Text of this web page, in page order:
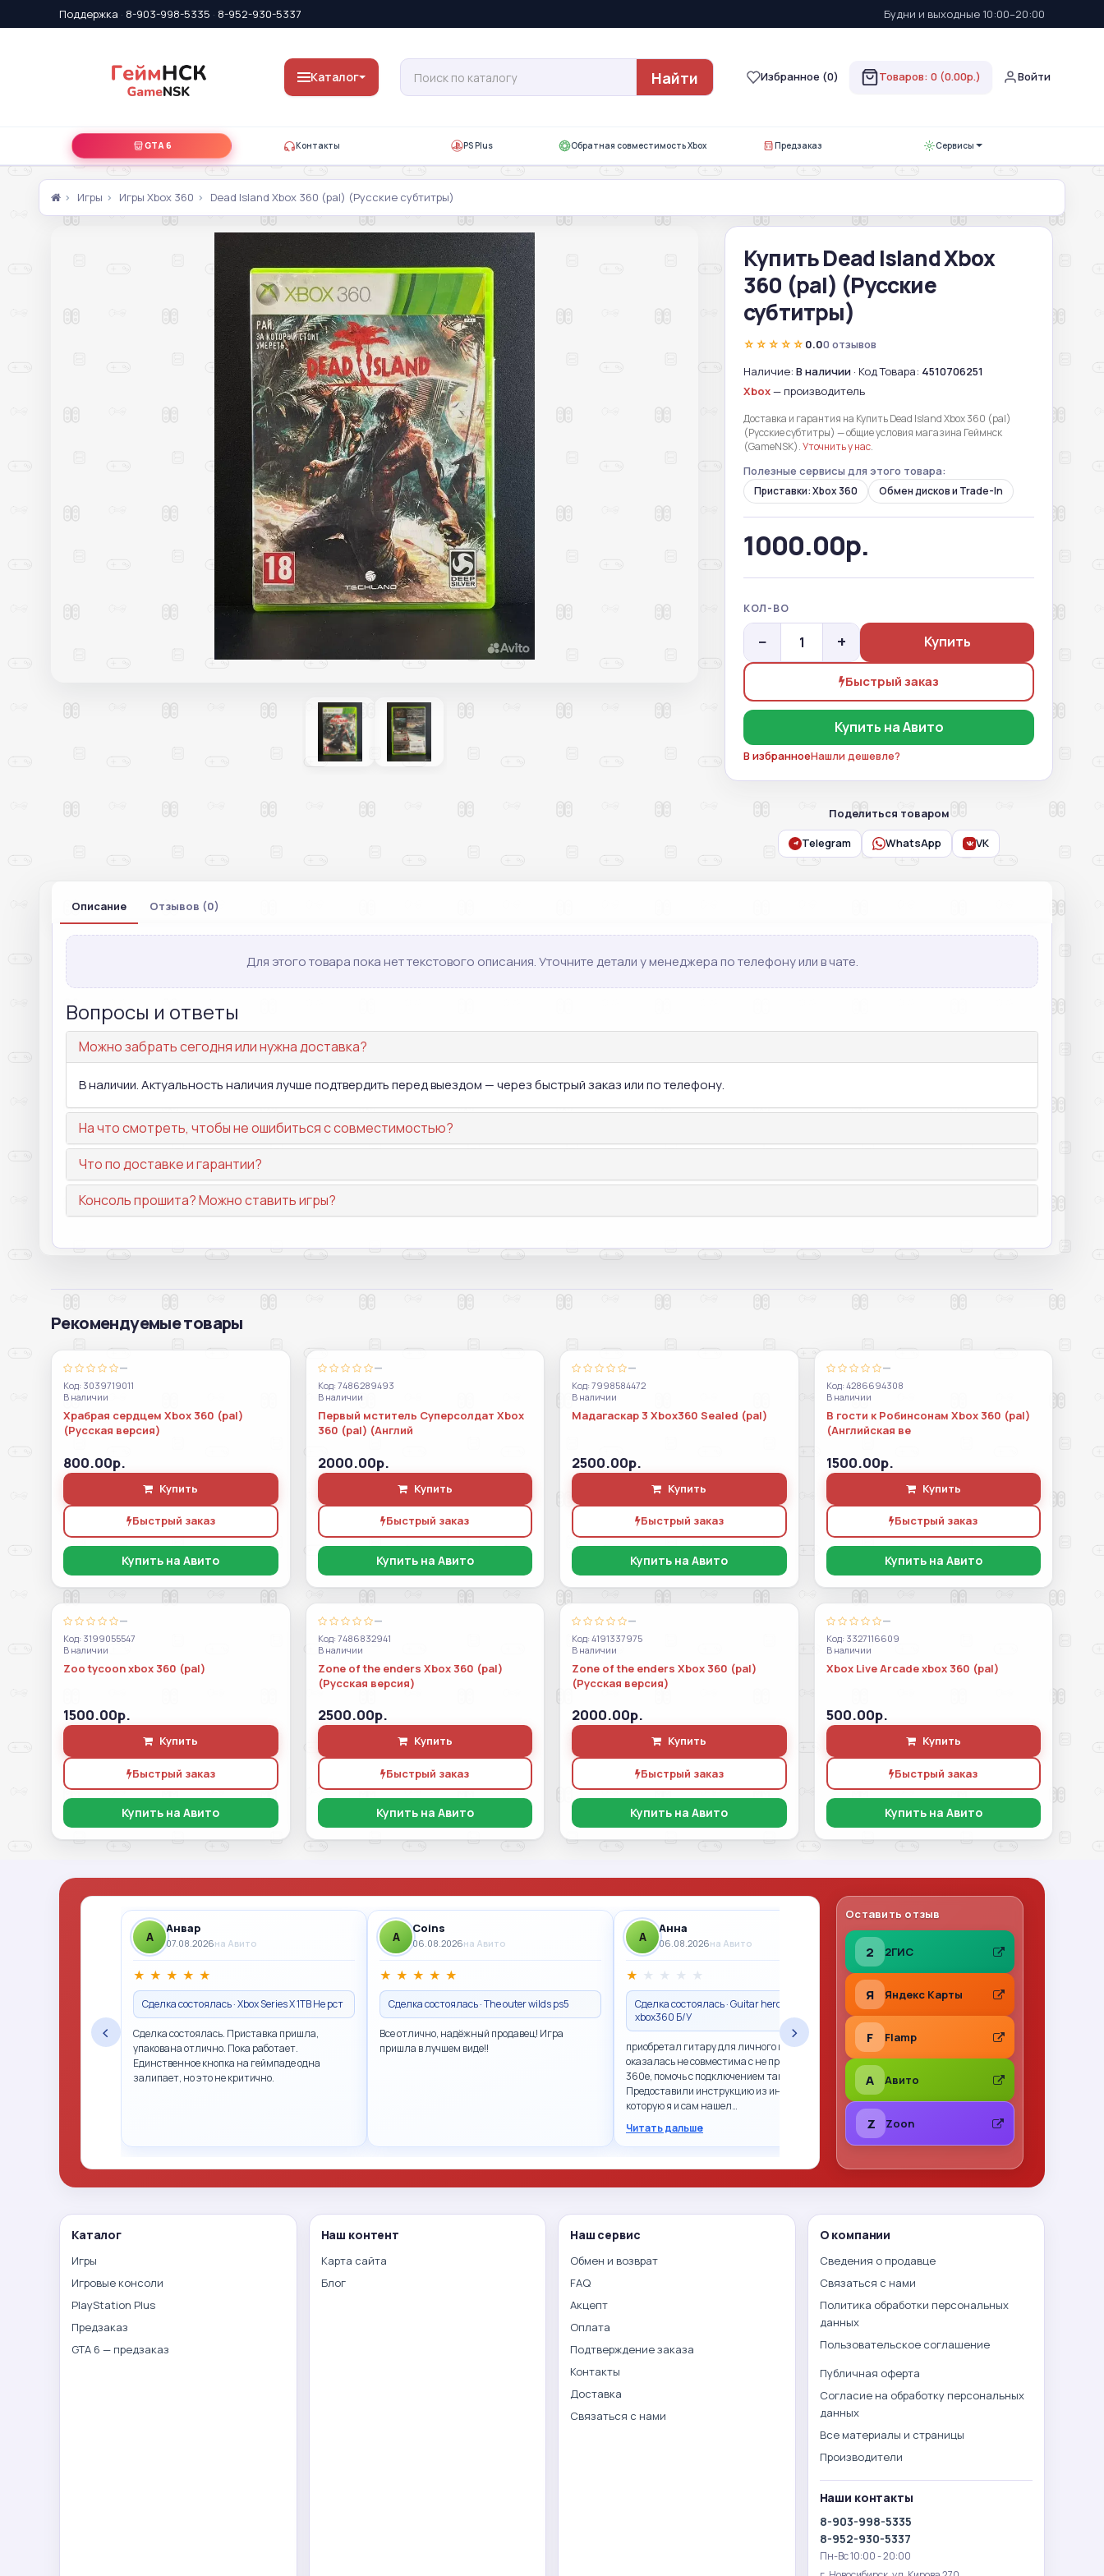
Поддержка · 8-903-998-5335 · 8-952-930-5337 Будни и выходные 10:00–20:00
Каталог Найти Избранное (0) Товаров: 0 (0.00р.) Войти
GTA 6 Контакты PS Plus Обратная совместимость Xbox Предзаказ Сервисы
Игры Игры Xbox 360 Dead Island Xbox 360 (pal) (Русские субтитры)
Купить Dead Island Xbox
360 (pal) (Русские
субтитры)
☆☆☆☆☆ 0.00 отзывов
Наличие: В наличии · Код Товара: 4510706251
Xbox— производитель
Доставка и гарантия на Купить Dead Island Xbox 360 (pal)
(Русские субтитры) — общие условия магазина Геймнск
(GameNSK).Уточнить у нас.
Полезные сервисы для этого товара:
Приставки: Xbox 360 Обмен дисков и Trade-In
1000.00р.
КОЛ-ВО
− + Купить
Быстрый заказ
Купить на Авито
В избранноеНашли дешевле?
Поделиться товаром
Telegram WhatsApp VK
Описание Отзывов (0)
Для этого товара пока нет текстового описания. Уточните детали у менеджера по телефону или в чате.
Вопросы и ответы
Можно забрать сегодня или нужна доставка?
В наличии. Актуальность наличия лучше подтвердить перед выездом — через быстрый заказ или по телефону.
На что смотреть, чтобы не ошибиться с совместимостью?
Что по доставке и гарантии?
Консоль прошита? Можно ставить игры?
Рекомендуемые товары
—
Код: 3039719011
В наличии
Храбрая сердцем Xbox 360 (pal)
(Русская версия)
800.00р.
Купить
Быстрый заказ
Купить на Авито
—
Код: 7486289493
В наличии
Первый мститель Суперсолдат Xbox
360 (pal) (Англий
2000.00р.
Купить
Быстрый заказ
Купить на Авито
—
Код: 7998584472
В наличии
Мадагаскар 3 Xbox360 Sealed (pal)
2500.00р.
Купить
Быстрый заказ
Купить на Авито
—
Код: 4286694308
В наличии
В гости к Робинсонам Xbox 360 (pal)
(Английская ве
1500.00р.
Купить
Быстрый заказ
Купить на Авито
—
Код: 3199055547
В наличии
Zoo tycoon xbox 360 (pal)
1500.00р.
Купить
Быстрый заказ
Купить на Авито
—
Код: 7486832941
В наличии
Zone of the enders Xbox 360 (pal)
(Русская версия)
2500.00р.
Купить
Быстрый заказ
Купить на Авито
—
Код: 4191337975
В наличии
Zone of the enders Xbox 360 (pal)
(Русская версия)
2000.00р.
Купить
Быстрый заказ
Купить на Авито
—
Код: 3327116609
В наличии
Xbox Live Arcade xbox 360 (pal)
500.00р.
Купить
Быстрый заказ
Купить на Авито
‹
A
Анвар
07.08.2026на Авито
★ ★ ★ ★ ★
Сделка состоялась · Xbox Series X 1TB Не рст
Сделка состоялась. Приставка пришла,
упакована отлично. Пока работает.
Единственное кнопка на геймпаде одна
залипает, но это не критично.
A
Coins
06.08.2026на Авито
★ ★ ★ ★ ★
Сделка состоялась · The outer wilds ps5
Все отлично, надёжный продавец! Игра
пришла в лучшем виде!!
A
Анна
06.08.2026на Авито
★ ★ ★ ★ ★
Сделка состоялась · Guitar hero гитара
xbox360 Б/У
приобретал гитару для личного пользования,
оказалась не совместима с не прошитым xbox
360e, помочь с подключением так и не смогли.
Предоставили инструкцию из интернета,
которую я и сам нашел…
Читать дальше
Владимир Леонов
★ ★ ★ ★ ★
Сделка состоялась · Call of Duty 2: Big Red
One PS2 (sles-53415) (Англ
Все отлично. Фото перед отправкой, хорошо
упаковано. Рекомендую
›
Оставить отзыв
2 2ГИС
Я Яндекс Карты
F Flamp
A Авито
Z Zoon
Каталог
Игры
Игровые консоли
PlayStation Plus
Предзаказ
GTA 6 — предзаказ
Наш контент
Карта сайта
Блог
Наш сервис
Обмен и возврат
FAQ
Акцепт
Оплата
Подтверждение заказа
Контакты
Доставка
Связаться с нами
О компании
Сведения о продавце
Связаться с нами
Политика обработки персональных
данных
Пользовательское соглашение
Публичная оферта
Согласие на обработку персональных
данных
Все материалы и страницы
Производители
Наши контакты
8-903-998-5335
8-952-930-5337
Пн-Вс 10:00 - 20:00